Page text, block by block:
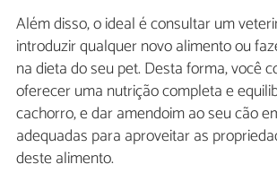
Além disso, o ideal é consultar um
introduzir qualquer novo alimento ou
na dieta do seu pet. Desta forma, você
oferecer uma nutrição completa e
cachorro, e dar amendoim ao seu cão
adequadas para aproveitar as
deste alimento.